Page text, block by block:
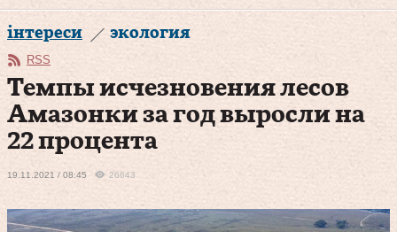
інтереси экология
RSS
Темпы исчезновения лесов
Амазонки за год выросли на
22 процента
19.11.2021 / 08:45 26643